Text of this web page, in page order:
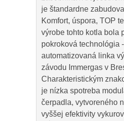
je štandardne
Komfort, úspora, TOP
výrobe tohto kotla bola
pokroková technológia
automatizovaná linka
závodu Immergas v
Charakteristickým
je nízka spotreba
čerpadla, vytvoreného
vyššej efektivity